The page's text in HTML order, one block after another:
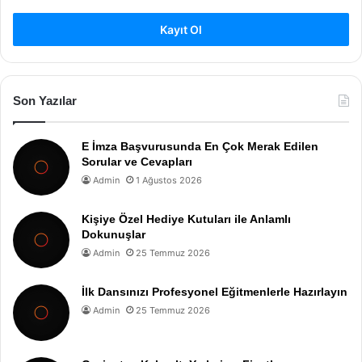
Kayıt Ol
Son Yazılar
E İmza Başvurusunda En Çok Merak Edilen
Sorular ve Cevapları
Admin 1 Ağustos 2026
Kişiye Özel Hediye Kutuları ile Anlamlı
Dokunuşlar
Admin 25 Temmuz 2026
İlk Dansınızı Profesyonel Eğitmenlerle Hazırlayın
Admin 25 Temmuz 2026